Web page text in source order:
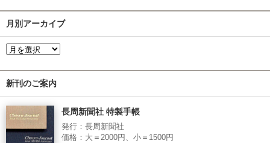
月別アーカイブ
新刊のご案内
長周新聞社 特製手帳
発行：長周新聞社
価格：大＝2000円、小＝1500円